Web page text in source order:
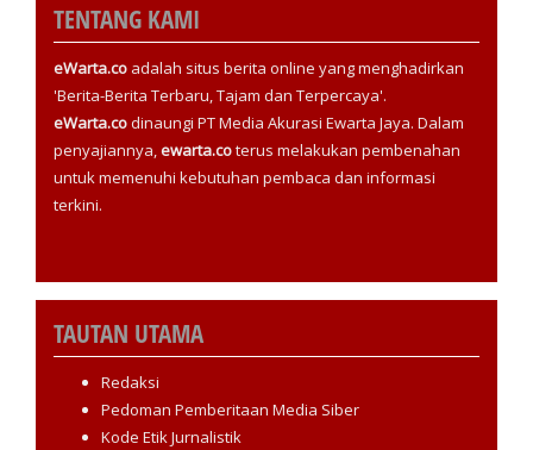
TENTANG KAMI
eWarta.co adalah situs berita online yang menghadirkan
'Berita-Berita Terbaru, Tajam dan Terpercaya'.
eWarta.codinaungi PT Media Akurasi Ewarta Jaya. Dalam
penyajiannya,ewarta.coterus melakukan pembenahan
untuk memenuhi kebutuhan pembaca dan informasi
terkini.
TAUTAN UTAMA
Redaksi
Pedoman Pemberitaan Media Siber
Kode Etik Jurnalistik